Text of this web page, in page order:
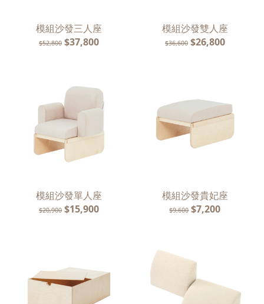
模組沙發三人座
$52,800 $37,800
模組沙發雙人座
$36,600 $26,800
模組沙發單人座
$20,900 $15,900
模組沙發貴妃座
$9,600 $7,200